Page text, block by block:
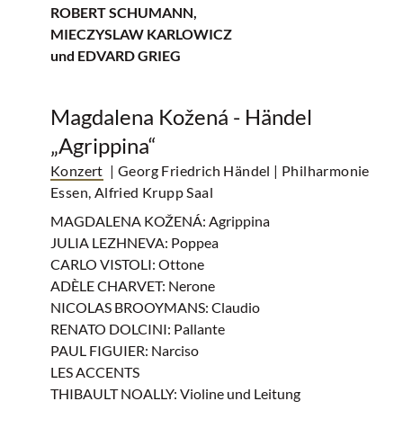
ROBERT SCHUMANN,
MIECZYSLAW KARLOWICZ
und EDVARD GRIEG
Magdalena Kožená - Händel
„Agrippina“
Konzert | Georg Friedrich Händel | Philharmonie
Essen, Alfried Krupp Saal
MAGDALENA KOŽENÁ: Agrippina
JULIA LEZHNEVA: Poppea
CARLO VISTOLI: Ottone
ADÈLE CHARVET: Nerone
NICOLAS BROOYMANS: Claudio
RENATO DOLCINI: Pallante
PAUL FIGUIER: Narciso
LES ACCENTS
THIBAULT NOALLY: Violine und Leitung